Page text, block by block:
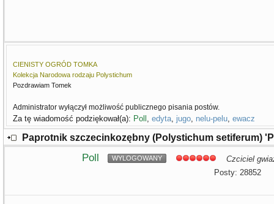
CIENISTY OGRÓD TOMKA
Kolekcja Narodowa rodzaju Polystichum
Pozdrawiam Tomek
Administrator wyłączył możliwość publicznego pisania postów.
Za tę wiadomość podziękował(a): Poll edyta jugo nelu-pelu ewacz
Paprotnik szczecinkozębny (Polystichum setiferum)
Poll WYLOGOWANY
Czciciel
Posty: 28852